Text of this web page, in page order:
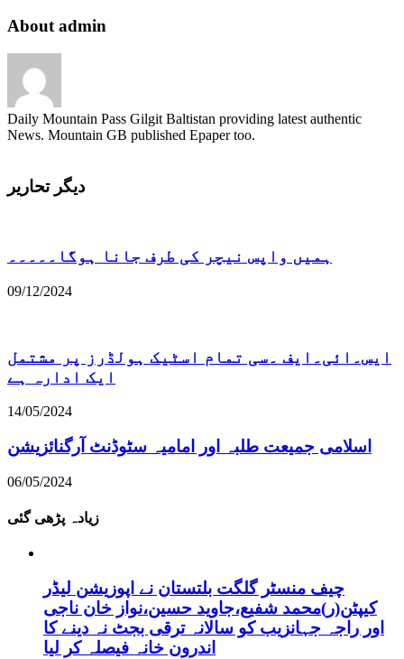
About admin
Daily Mountain Pass Gilgit Baltistan providing latest authentic
News. Mountain GB published Epaper too.
دیگر تحاریر
ہمیں واپس نیچر کی طرف جانا ہوگا۔۔۔۔۔
09/12/2024
ایس۔ائی۔ایف ۔سی تمام اسٹیک ہولڈرز پر مشتمل
ایک ادارہ ہے
14/05/2024
اسلامی جمیعت طلبہ اور امامیہ سٹوڈنٹ آرگنائزیشن
06/05/2024
زیادہ پڑھی گئی
چیف منسٹر گلگت بلتستان نے اپوزیشن لیڈر
کیپٹن(ر)محمد شفیع،جاوید حسین،نواز خان ناجی
اور راجہ جہانزیب کو سالانہ ترقی بجٹ نہ دینے کا
اندرون خانہ فیصلہ کر لیا